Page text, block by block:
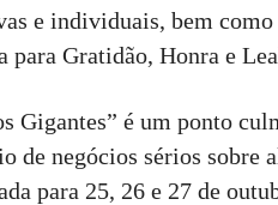
e individuais, bem
para Gratidão, Honra e
Gigantes” é um ponto
de negócios sérios sobre
para 25, 26 e 27 de